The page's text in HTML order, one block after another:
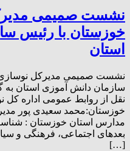
نشست صمیمی
خوزستان با رئیس
استان
نشست صمیمی مدیرکل
سازمان دانش آموزی استان به
نقل از روابط عمومی اداره
خوزستان:محمد سعیدی پور
مدارس استان خوزستان :
بعدهای اجتماعی، فرهنگی و
[…]